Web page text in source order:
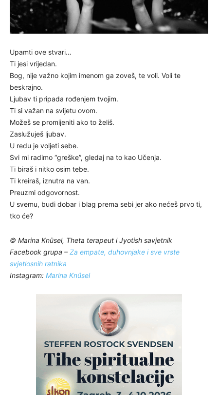
Upamti ove stvari…
Ti jesi vrijedan.
Bog, nije važno kojim imenom ga zoveš, te voli. Voli te
beskrajno.
Ljubav ti pripada rođenjem tvojim.
Ti si važan na svijetu ovom.
Možeš se promijeniti ako to želiš.
Zaslužuješ ljubav.
U redu je voljeti sebe.
Svi mi radimo “greške”, gledaj na to kao Učenja.
Ti biraš i nitko osim tebe.
Ti kreiraš, iznutra na van.
Preuzmi odgovornost.
U svemu, budi dobar i blag prema sebi jer ako nećeš prvo ti,
tko će?
© Marina Knüsel, Theta terapeut i Jyotish savjetnik
Facebook grupa –Za empate, duhovnjake i sve vrste
svjetlosnih ratnika
Instagram: Marina Knüsel